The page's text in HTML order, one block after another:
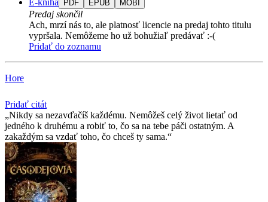
E-kniha PDF EPUB MOBI
Predaj skončil
Ach, mrzí nás to, ale platnosť licencie na predaj tohto titulu
vypršala. Nemôžeme ho už bohužiaľ predávať :-(
Pridať do zoznamu
Hore
Pridať citát
Nikdy sa nezavďačíš každému. Nemôžeš celý život lietať od
jedného k druhému a robiť to, čo sa na tebe páči ostatným. A
zakaždým sa vzdať toho, čo chceš ty sama.